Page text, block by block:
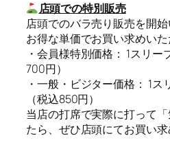
店頭での特別販売
店頭でのバラ売り販売を開
お得な単価でお買い求めいた
・会員様特別価格： 1スリ
700円）
・一般・ビジター価格： 1
（税込850円）
当店の打席で実際に打って
たら、ぜひ店頭にてお買い求